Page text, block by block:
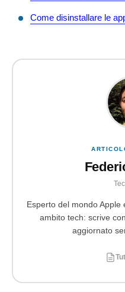
Come disinstallare le
Esperto del mondo
ambito tech: scrive
aggiornato